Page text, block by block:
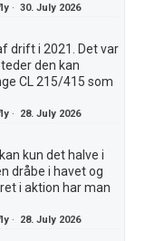
·30. July 2026
drift i 2021. Det var
den kan
CL 215/415 som
· 28. July 2026
kun det halve i
dråbe i havet og
i aktion har man
· 28. July 2026